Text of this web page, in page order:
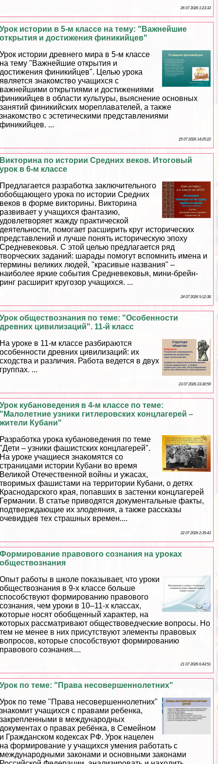
26 07 2026 1:23:33
Урок истории в 5-м классе на тему: "Важнейшие
открытия и достижения финикийцев"
Урок истории древнего мира в 5-м классе
на тему "Важнейшие открытия и
достижения финикийцев". Целью урока
является знакомство учащихся с
важнейшими открытиями и достижениями
финикийцев в области культуры, выяснение основных
занятий финикийских мореплавателей, а также
знакомство с эстетическими представлениями
финикийцев. ...
25 07 2026 14:25:22
Викторина по истории Средних веков. Итоговый
урок в 6-м классе
Предлагается разработка заключительного
обобщающего урока по истории Средних
веков в форме викторины. Викторина
развивает у учащихся фантазию,
удовлетворяет жажду пpaктической
деятельности, помогает расширить круг исторических
представлений и лучше понять историческую эпоху
Средневековья. С этой целью предлагается ряд
творческих заданий: шарады помогут вспомнить имена и
термины великих людей, "красивые названия" –
наиболее яркие события Cредневековья, мини-брейн-
ринг расширит кругозор учащихся. ...
24 07 2026 5:12:38
Урок обществознания по теме: "Особенности
древних цивилизаций". 11-й класс
На уроке в 11-м классе разбираются
особенности древних цивилизаций: их
сходства и различия. Работа ведется в двух
группах. ...
23 07 2026 23:30:59
Урок кубановедения в 4-м классе по теме:
"Малолетние узники гитлеровских концлагерей –
жители Кубани"
Разработка урока кубановедения по теме
"Дети – узники фашистских концлагерей".
На уроке учащиеся знакомятся со
страницами истории Кубани во время
Великой Отечественной войны и ужасах,
творимых фашистами на территории Кубани, о детях
Краснодарского края, попавших в застенки концлагерей
Германии. В статье приводятся документальные факты,
подтверждающие их злодеяния, а также рассказы
очевидцев тех страшных времен....
22 07 2026 2:35:43
Формирование правового сознания на уроках
обществознания
Опыт работы в школе показывает, что уроки
обществознания в 9-х классе больше
способствуют формированию правового
сознания, чем уроки в 10–11-х классах,
которые носят обобщенный хаpaктер, на
которых рассматривают обществоведческие вопросы. Но
тем не менее в них присутствуют элементы правовых
вопросов, которые способствуют формированию
правового сознания....
21 07 2026 6:43:51
Урок по теме: "Права несовершеннолетних"
Урок по теме "Права несовершеннолетних"
знакомит учащихся с правами ребенка,
закрепленными в международных
документах о правах ребёнка, в Семейном
и Гражданском кодексах РФ. Урок нацелен
на формирование у учащихся умения работать с
международными законами и основными законами